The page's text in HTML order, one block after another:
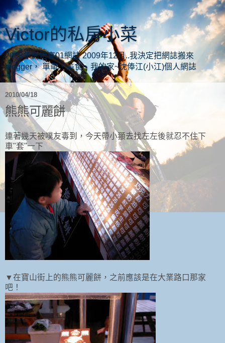
Victor的私房小菜
2008年開始寫01網誌 2009年12月..我決定把網誌搬來
blogger， 單車、美食、我的家~沈俸江(小江)個人網誌
2010/04/18
熊熊可麗餅
連著幾天被噗友毒到，今天帶小頨去找左左後就忍不住下
車"套"一下
▼在寶山街上的熊熊可麗餅，之前應該是在大業路口那家
吧！